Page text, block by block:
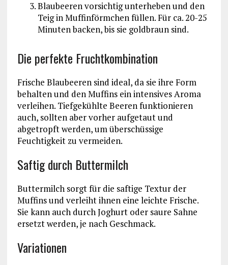
Blaubeeren vorsichtig unterheben und den
Teig in Muffinförmchen füllen. Für ca. 20-25
Minuten backen, bis sie goldbraun sind.
Die perfekte Fruchtkombination
Frische Blaubeeren sind ideal, da sie ihre Form
behalten und den Muffins ein intensives Aroma
verleihen. Tiefgekühlte Beeren funktionieren
auch, sollten aber vorher aufgetaut und
abgetropft werden, um überschüssige
Feuchtigkeit zu vermeiden.
Saftig durch Buttermilch
Buttermilch sorgt für die saftige Textur der
Muffins und verleiht ihnen eine leichte Frische.
Sie kann auch durch Joghurt oder saure Sahne
ersetzt werden, je nach Geschmack.
Variationen